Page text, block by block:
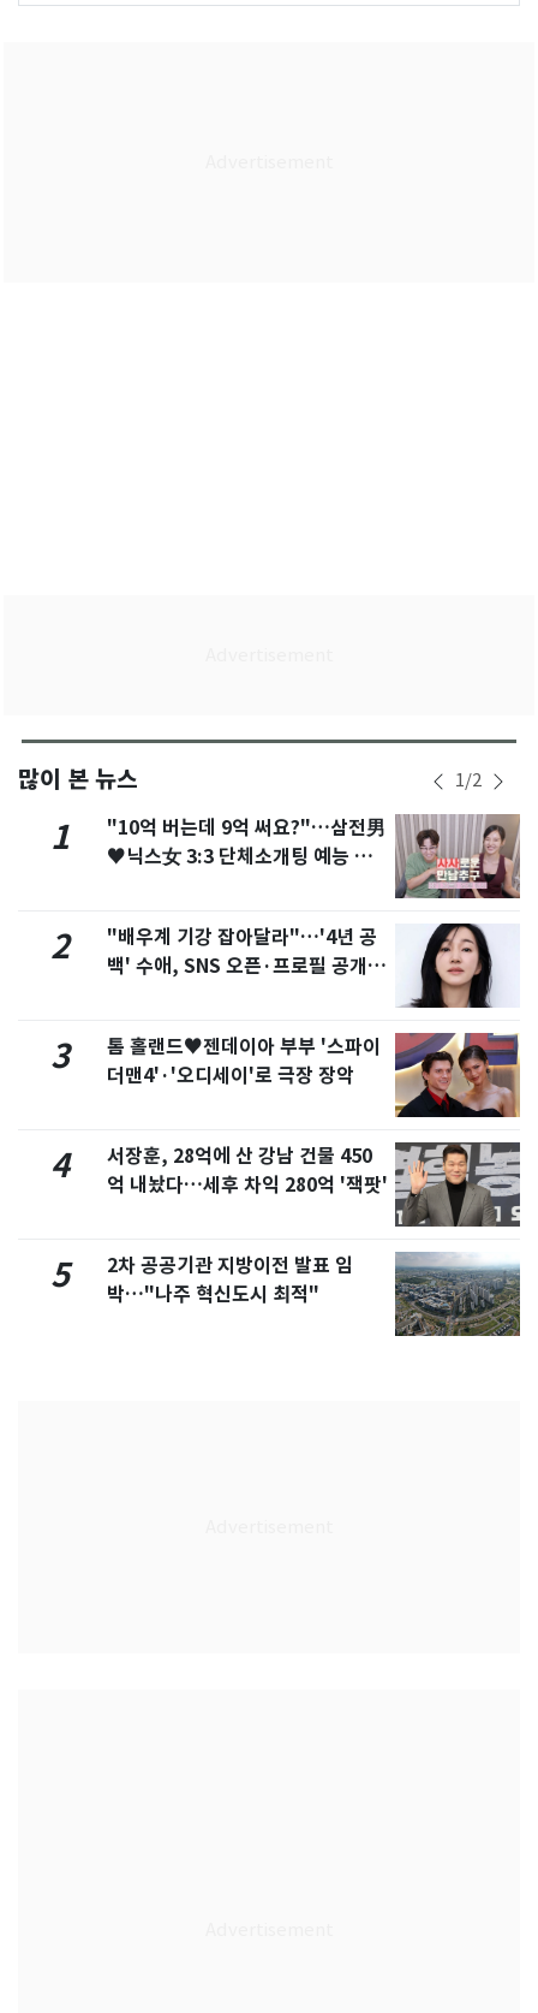
많이 본 뉴스 1/2
1
"10억 버는데 9억 써요?"…삼전男
♥닉스女 3:3 단체소개팅 예능 화
2
"배우계 기강 잡아달라"…'4년 공
백' 수애, SNS 오픈·프로필 공개
3
톰 홀랜드♥젠데이아 부부 '스파이
더맨4'·'오디세이'로 극장 장악
4
서장훈, 28억에 산 강남 건물 450
억 내놨다…세후 차익 280억 '잭팟'
5
2차 공공기관 지방이전 발표 임
박…"나주 혁신도시 최적"